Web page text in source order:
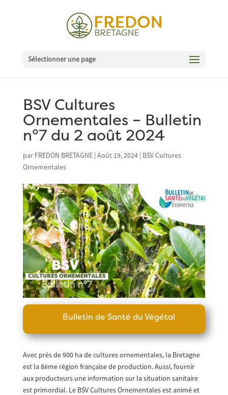
Sélectionner une page
BSV Cultures
Ornementales – Bulletin
n°7 du 2 août 2024
par FREDON BRETAGNE| Août 19, 2024| BSV Cultures
Ornementales
Bulletin de Santé du Végétal
Avec près de 900 ha de cultures ornementales, la Bretagne
est la 8ème région française de production. Aussi, fournir
aux producteurs une information sur la situation sanitaire
est primordial. Le BSV Cultures Ornementales est animé et